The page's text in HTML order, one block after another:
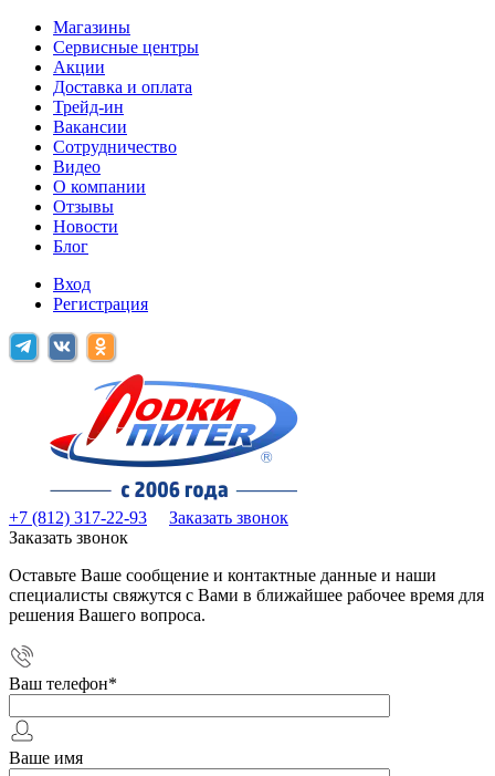
Магазины
Сервисные центры
Акции
Доставка и оплата
Трейд-ин
Вакансии
Сотрудничество
Видео
О компании
Отзывы
Новости
Блог
Вход
Регистрация
+7 (812) 317-22-93
Заказать звонок
Заказать звонок
Оставьте Ваше сообщение и контактные данные и наши
специалисты свяжутся с Вами в ближайшее рабочее время для
решения Вашего вопроса.
Ваш телефон*
Ваше имя